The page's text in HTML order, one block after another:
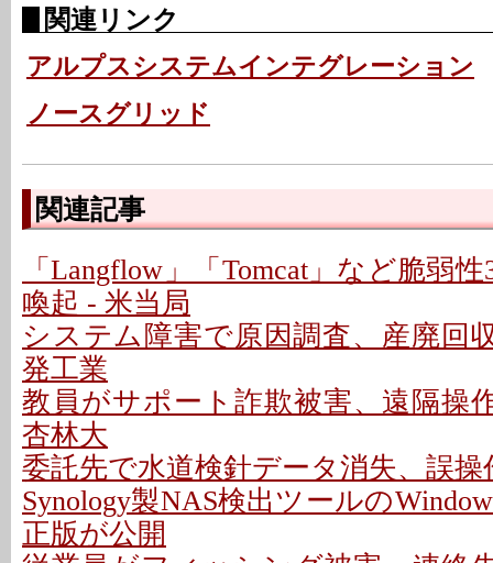
関連リンク
アルプスシステムインテグレーション
ノースグリッド
関連記事
「Langflow」「Tomcat」など脆弱
喚起 - 米当局
システム障害で原因調査、産廃回
発工業
教員がサポート詐欺被害、遠隔操
杏林大
委託先で水道検針データ消失、誤
Synology製NAS検出ツールの
正版が公開